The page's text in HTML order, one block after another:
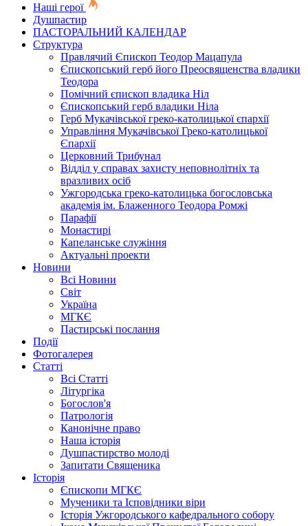
Наші герої
Душпастир
ПАСТОРАЛЬНИЙ КАЛЕНДАР
Структура
Правлячий Єпископ Теодор Мацапула
Єпископський герб його Преосвященства владики
Теодора
Помічний єпископ владика Ніл
Єпископський герб владики Ніла
Герб Мукачівської греко-католицької єпархії
Управління Мукачівської Греко-католицької
Єпархії
Церковний Трибунал
Відділ у справах захисту неповнолітніх та
вразливих осіб
Ужгородська греко-католицька богословська
академія ім. Блаженного Теодора Ромжі
Парафії
Монастирі
Капеланське служіння
Актуальні проекти
Новини
Всі Новини
Світ
Україна
МГКЄ
Пастирські послання
Події
Фотогалерея
Статті
Всі Статті
Літургіка
Богослов'я
Патрологія
Канонічне право
Наша історія
Душпастирство молоді
Запитати Священика
Історія
Єпископи МГКЄ
Мученики та Ісповідники віри
Історія Ужгородського кафедрального собору